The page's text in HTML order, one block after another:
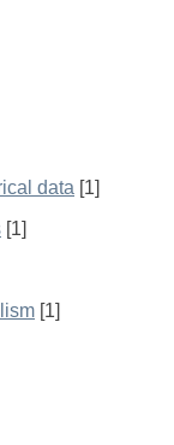
data [1]
[1]
[1]